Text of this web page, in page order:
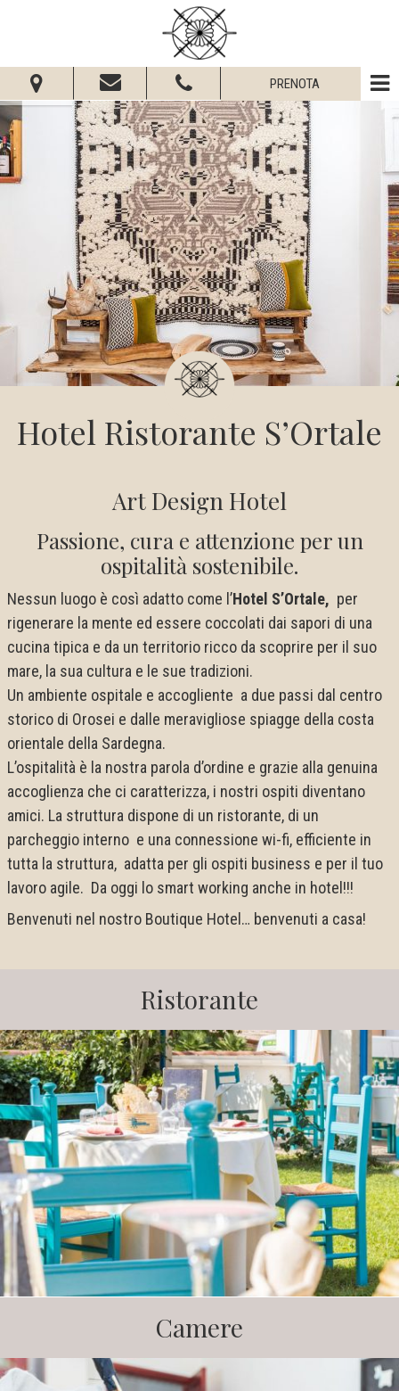
PRENOTA
Dal: Al:
Bambini:
Verifica disponibilità
Richiedi preventivo
Hotel Ristorante S’Ortale
Art Design Hotel
Passione, cura e attenzione per un
ospitalità sostenibile.
Nessun luogo è così adatto come l’Hotel S’Ortale, per
rigenerare la mente ed essere coccolati dai sapori di una
cucina tipica e da un territorio ricco da scoprire per il suo
mare, la sua cultura e le sue tradizioni.
Un ambiente ospitale e accogliente a due passi dal centro
storico di Orosei e dalle meravigliose spiagge della costa
orientale della Sardegna.
L’ospitalità è la nostra parola d’ordine e grazie alla genuina
accoglienza che ci caratterizza, i nostri ospiti diventano
amici. La struttura dispone di un ristorante, di un
parcheggio interno e una connessione wi-fi, efficiente in
tutta la struttura, adatta per gli ospiti business e per il tuo
lavoro agile. Da oggi lo smart working anche in hotel!!!
Benvenuti nel nostro Boutique Hotel… benvenuti a casa!
Ristorante
Camere